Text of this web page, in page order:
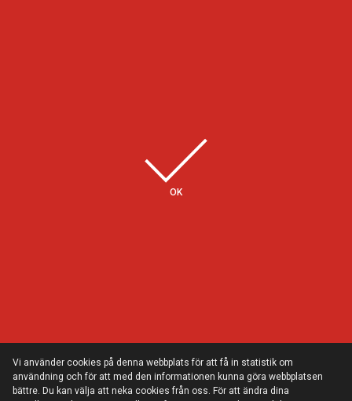
Några av våra kunder
Vi använder cookies på denna webbplats för att få in statistik om
användning och för att med den informationen kunna göra webbplatsen
bättre. Du kan välja att neka cookies från oss. För att ändra dina
OK